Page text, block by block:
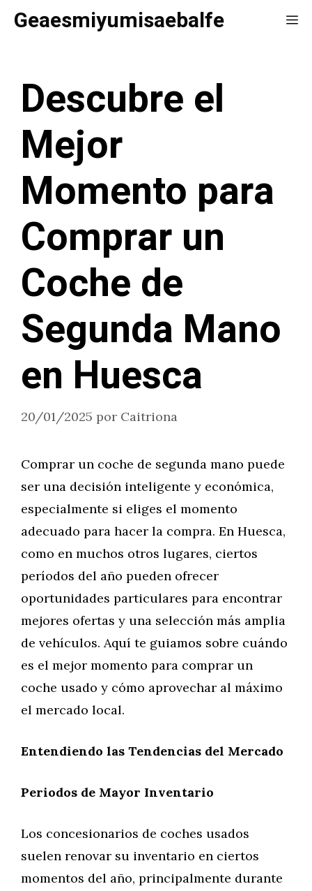
SaltarGeaesmiyumisaebalfe
Descubre el
Mejor
Momento para
Comprar un
Coche de
Segunda Mano
en Huesca
20/01/2025 por Caitriona
Comprar un coche de segunda mano puede
ser una decisión inteligente y económica,
especialmente si eliges el momento
adecuado para hacer la compra. En Huesca,
como en muchos otros lugares, ciertos
períodos del año pueden ofrecer
oportunidades particulares para encontrar
mejores ofertas y una selección más amplia
de vehículos. Aquí te guiamos sobre cuándo
es el mejor momento para comprar un
coche usado y cómo aprovechar al máximo
el mercado local.
Entendiendo las Tendencias del Mercado
Periodos de Mayor Inventario
Los concesionarios de coches usados
suelen renovar su inventario en ciertos
momentos del año, principalmente durante